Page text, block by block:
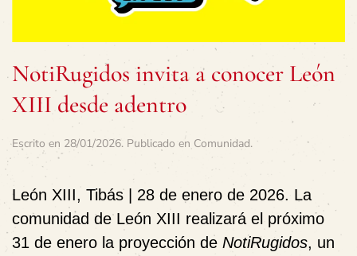
NotiRugidos invita a conocer León
XIII desde adentro
Escrito en 28/01/2026. Publicado en Comunidad.
León XIII, Tibás | 28 de enero de 2026. La
comunidad de León XIII realizará el próximo
31 de enero la proyección de NotiRugidos, un